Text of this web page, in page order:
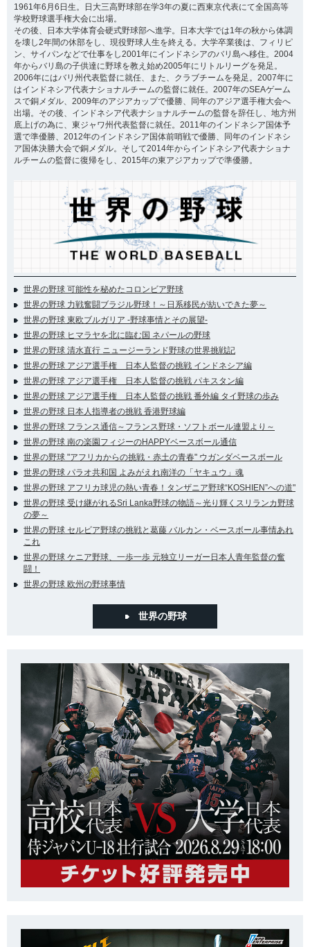
1961年6月6日生。日大三高野球部在学3年の夏に西東京代表にて全国高等
学校野球選手権大会に出場。
その後、日本大学体育会硬式野球部へ進学。日本大学では1年の秋から体調
を壊し2年間の休部をし、現役野球人生を終える。大学卒業後は、フィリピ
ン、サイパンなどで仕事をし2001年にインドネシアのバリ島へ移住。2004
年からバリ島の子供達に野球を教え始め2005年にリトルリーグを発足。
2006年にはバリ州代表監督に就任、また、クラブチームを発足。2007年に
はインドネシア代表ナショナルチームの監督に就任。2007年のSEAゲーム
スで銅メダル、2009年のアジアカップで優勝、同年のアジア選手権大会へ
出場。その後、インドネシア代表ナショナルチームの監督を辞任し、地方州
底上げの為に、東ジャワ州代表監督に就任。2011年のインドネシア国体予
選で準優勝、2012年のインドネシア国体前哨戦で優勝、同年のインドネシ
ア国体決勝大会で銅メダル。そして2014年からインドネシア代表ナショナ
ルチームの監督に復帰をし、2015年の東アジアカップで準優勝。
世界の野球 可能性を秘めたコロンビア野球
世界の野球 力戦奮闘ブラジル野球！～日系移民が紡いできた夢～
世界の野球 東欧ブルガリア -野球事情とその展望-
世界の野球 ヒマラヤを北に臨む国 ネパールの野球
世界の野球 清水直行 ニュージーランド野球の世界挑戦記
世界の野球 アジア選手権 日本人監督の挑戦 インドネシア編
世界の野球 アジア選手権 日本人監督の挑戦 パキスタン編
世界の野球 アジア選手権 日本人監督の挑戦 番外編 タイ野球の歩み
世界の野球 日本人指導者の挑戦 香港野球編
世界の野球 フランス通信～フランス野球・ソフトボール連盟より～
世界の野球 南の楽園フィジーのHAPPYベースボール通信
世界の野球 "アフリカからの挑戦・赤土の青春" ウガンダベースボール
世界の野球 パラオ共和国 よみがえれ南洋の「ヤキュウ」魂
世界の野球 アフリカ球児の熱い青春！タンザニア野球“KOSHIEN”への道"
世界の野球 受け継がれるSri Lanka野球の物語～光り輝くスリランカ野球
の夢～
世界の野球 セルビア野球の挑戦と葛藤 バルカン・ベースボール事情あれ
これ
世界の野球 ケニア野球、一歩一歩 元独立リーガー日本人青年監督の奮
闘！
世界の野球 欧州の野球事情
世界の野球